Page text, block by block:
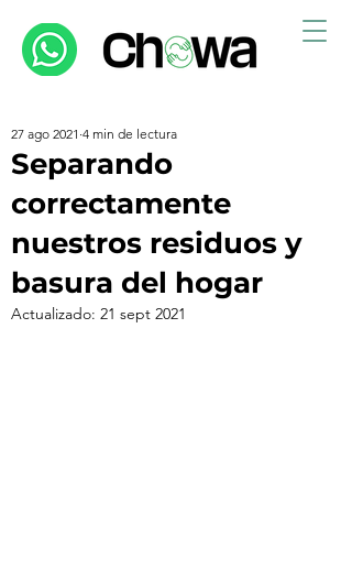
Separando
correctamente
nuestros residuos y
basura del hogar
27 ago 2021 4 min de lectura
Actualizado: 21 sept 2021